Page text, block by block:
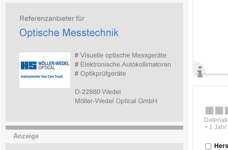
Anzeige
> 1 Jahr